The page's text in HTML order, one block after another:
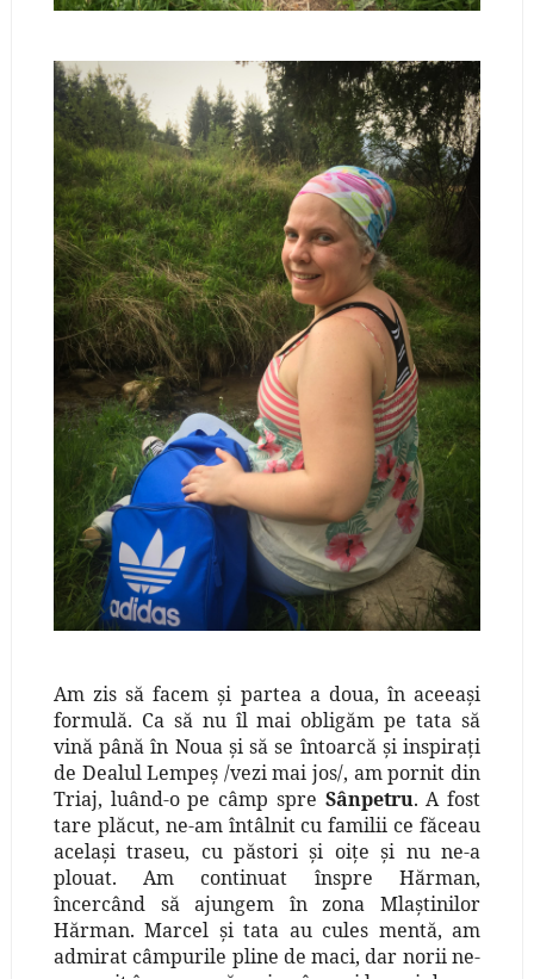
Am zis să facem şi partea a doua, în aceeaşi
formulă. Ca să nu îl mai obligăm pe tata să
vină până în Noua şi să se întoarcă şi inspiraţi
de Dealul Lempeş /vezi mai jos/, am pornit din
Triaj, luând-o pe câmp spre Sânpetru. A fost
tare plăcut, ne-am întâlnit cu familii ce făceau
acelaşi traseu, cu păstori şi oiţe şi nu ne-a
plouat. Am continuat înspre Hărman,
încercând să ajungem în zona Mlaştinilor
Hărman. Marcel şi tata au cules mentă, am
admirat câmpurile pline de maci, dar norii ne-